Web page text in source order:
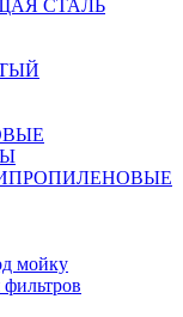
СТАЛЬ
мойку